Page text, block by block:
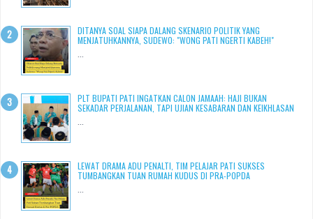
DITANYA SOAL SIAPA DALANG SKENARIO POLITIK YANG
MENJATUHKANNYA, SUDEWO: "WONG PATI NGERTI KABEH!"
PLT BUPATI PATI INGATKAN CALON JAMAAH: HAJI BUKAN
SEKADAR PERJALANAN, TAPI UJIAN KESABARAN DAN KEIKHLASAN
LEWAT DRAMA ADU PENALTI, TIM PELAJAR PATI SUKSES
TUMBANGKAN TUAN RUMAH KUDUS DI PRA-POPDA